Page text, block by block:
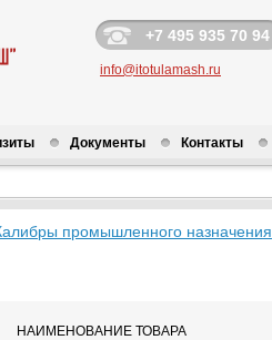
+7 495 935 70 94
info@itotulamash.ru
Документы Контакты
промышленного назначения
НАИМЕНОВАНИЕ ТОВАРА